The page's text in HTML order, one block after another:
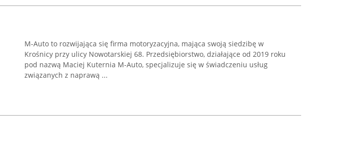
M-Auto to rozwijająca się firma motoryzacyjna, mająca swoją siedzibę w
Krośnicy przy ulicy Nowotarskiej 68. Przedsiębiorstwo, działające od 2019 roku
pod nazwą Maciej Kuternia M-Auto, specjalizuje się w świadczeniu usług
związanych z naprawą ...